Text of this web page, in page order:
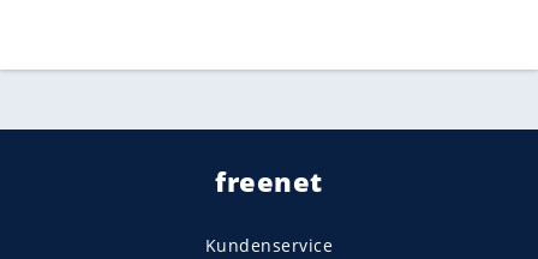
freenet
Kundenservice